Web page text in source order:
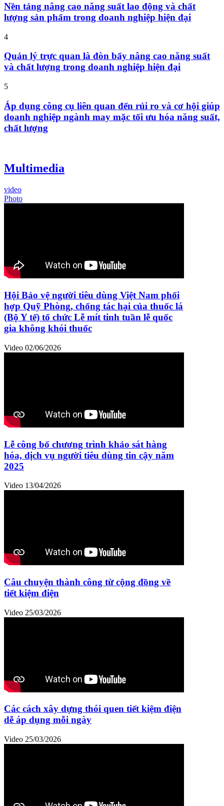
Nền tảng nâng cao năng suất lao động và chất
lượng sản phẩm trong doanh nghiệp hiện đại
4
Quản lý trực quan là đòn bẩy nâng cao năng suất
và chất lượng trong doanh nghiệp hiện đại
5
Áp dụng công cụ liên quan đến rủi ro và cơ hội giúp
doanh nghiệp ngành may mặc tối ưu hóa năng suất,
chất lượng
Multimedia
video
Photo
Hội Bảo vệ người tiêu dùng Việt Nam phối
hợp Quỹ Phòng, chống tác hại của thuốc lá
(Bộ Y tế) tổ chức Lễ mít tinh tuần lễ quốc
gia không khói thuốc
Video 02/06/2026
Lễ công bố chương trình khảo sát hàng
hóa, dịch vụ người tiêu dùng tin cậy năm
2025
Video 13/04/2026
Câu chuyện thành công từ cộng đồng về
tiết kiệm điện
Video 25/03/2026
Các cách xây dựng thói quen tiết kiệm điện
dễ áp dụng mỗi ngày
Video 25/03/2026